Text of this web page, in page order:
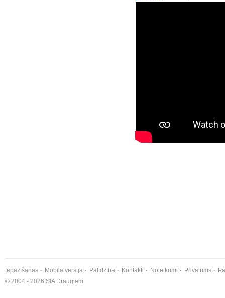
Iepazīšanās Mobilā versija Palīdzība Kontakti Noteikumi Privātums
© 2004 - 2026 SIA Draugiem